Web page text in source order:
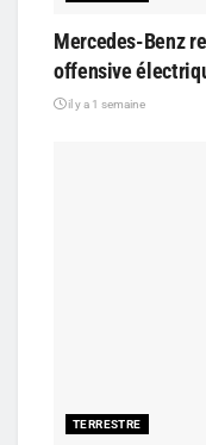
Mercedes-Benz
offensive
il y a 1 semaine
TERRESTRE